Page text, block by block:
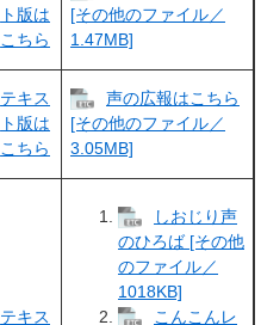
ト版は
こちら
[その他のファイル／
1.47MB]
テキス
ト版は
こちら
声の広報はこちら
[その他のファイル／
3.05MB]
テキス
しおじり声
のひろば [その他
のファイル／
1018KB]
こんこんレ